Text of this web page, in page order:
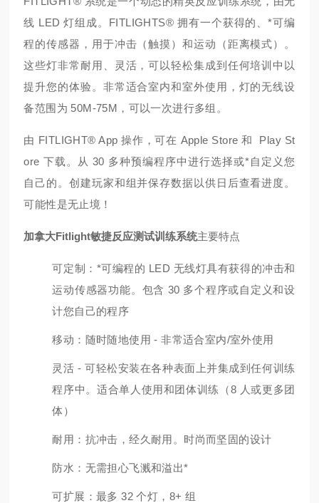
线 LED 灯组成。 FITLIGHTS® 拥有一个获得的、*可编
程的传感器，用于冲击（触摸）和运动（距离模式）。
这些灯非常耐用、灵活，可以轻松集成到任何培训中以
提升您的体验。 非常适合室内和室外使用，灯的无线设
备范围为 50M-75M，可以一次进行多组。
由 FITLIGHT® App 操作，可在 Apple Store 和 Play St
ore 下载。
从 30 多种预编程序中进行选择或*自定义您
自己的。创建玩家和组并保存数据以供日后查看进度。
可能性是无止境！
加拿大Fitlight敏捷反应测试训练系统主要特点
可定制：*可编程的 LED 无线灯具有获得的冲击和
运动传感器功能。 包含 30 多个程序或自定义和设
计您自己的程序
移动：随时随地使用 - 非常适合室内/室外使用
灵活 - 可轻松安装在各种表面上并集成到任何训练
程序中。 适合单人使用和团体训练（8 人或更多团
体）
耐用：抗冲击，经久耐用。 时尚而坚固的设计
防水：无需担心飞溅和溢出*
可扩展：最多 32 个灯，8+ 组